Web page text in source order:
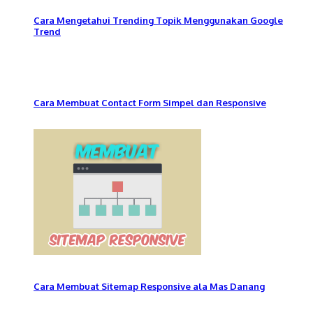
Cara Mengetahui Trending Topik Menggunakan Google
Trend
Cara Membuat Contact Form Simpel dan Responsive
Cara Membuat Sitemap Responsive ala Mas Danang